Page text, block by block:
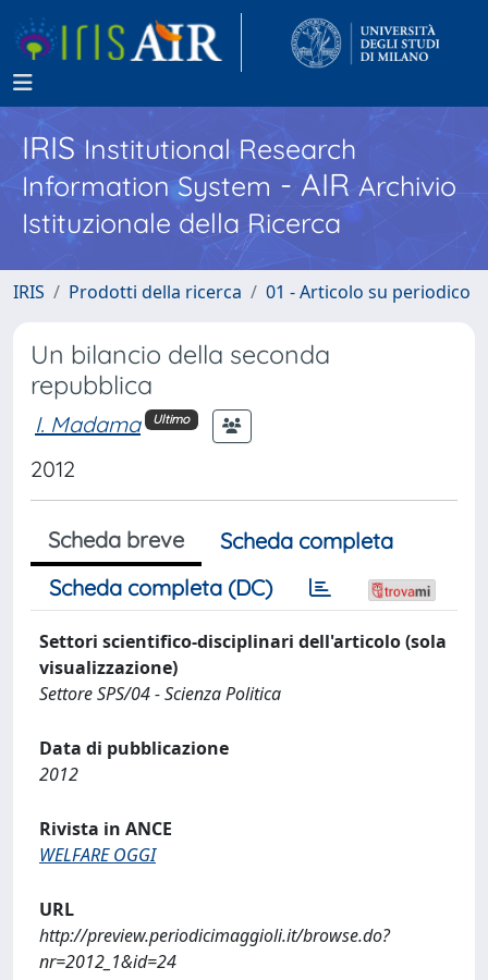
IRISInstitutional Research
Information System - AIR Archivio
Istituzionale della Ricerca
IRIS Prodotti della ricerca 01 - Articolo su periodico
Un bilancio della seconda
repubblica
I. Madama Ultimo
2012
Scheda breve
Scheda completa
Scheda completa (DC)
Settori scientifico-disciplinari dell'articolo (sola
visualizzazione)
Settore SPS/04 - Scienza Politica
Data di pubblicazione
2012
Rivista in ANCE
WELFARE OGGI
URL
http://preview.periodicimaggioli.it/browse.do?
nr=2012_1&id=24